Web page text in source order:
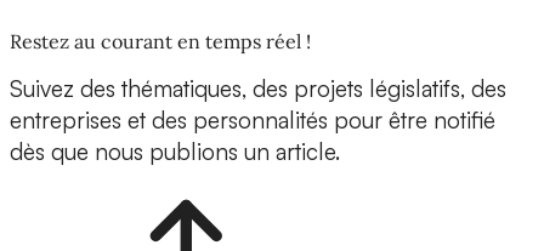
Restez au courant en temps réel !
Suivez des thématiques, des projets législatifs, des
entreprises et des personnalités pour être notifié
dès que nous publions un article.